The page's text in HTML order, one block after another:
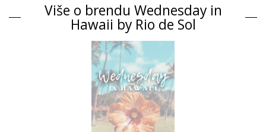
Jednodelni kupaći kostim Red Wednesday in Hawaii by
Rio de Sol HAWAII
Sastav
Sastav: 84% Biodegradable Nylon (AMNI SOUL ECO), 16%
Spandex (LYCRA) - OEKO-TEX - Chlorine Resistant
Postava: 84% Biodegradable Nylon (AMNI SOUL ECO), 16%
Spandex (LYCRA) - OEKO-TEX - Chlorine Resistant
Informacije o proizvodu
Više o brendu Wednesday in
Hawaii by Rio de Sol